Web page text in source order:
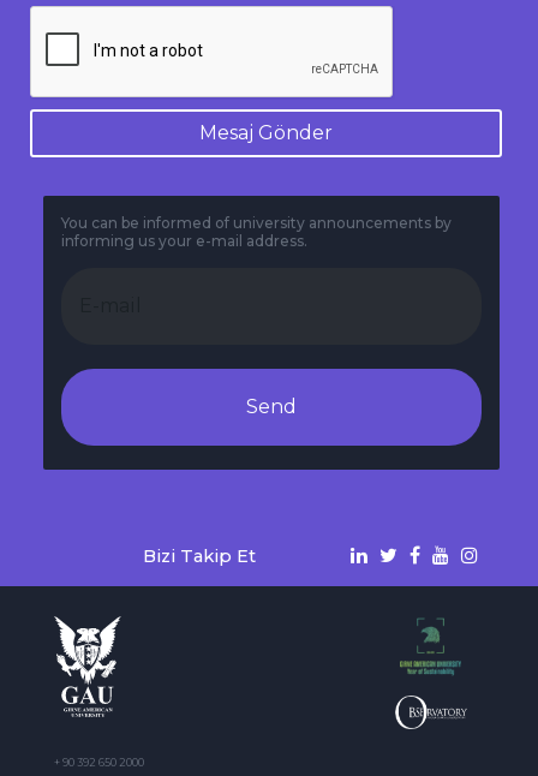
Mesaj Gönder
You can be informed of university announcements by
informing us your e-mail address.
Send
Bizi Takip Et
+ 90 392 650 2000